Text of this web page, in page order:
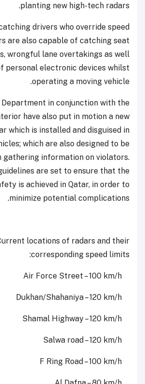
planting new high-tech radars.
drivers who override speed
are also capable of catching seat
wrongful lane overtakings as well
personal electronic devices whilst
operating a moving vehicle.
in conjunction with the
have also put in motion a new
which is installed and disguised in
which are also designed to be
gathering information on violators.
are set to ensure that the
is achieved in Qatar, in order to
minimize potential complications.
locations of radars and their
corresponding speed limits: